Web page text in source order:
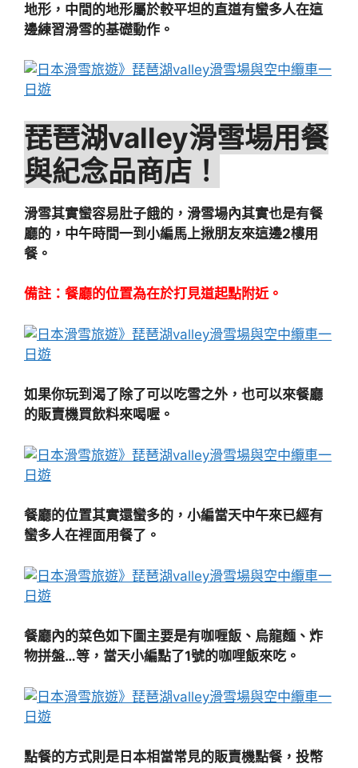
地形，中間的地形屬於較平坦的直道有蠻多人在這
邊練習滑雪的基礎動作。
琵琶湖valley滑雪場用餐
與紀念品商店！
滑雪其實蠻容易肚子餓的，滑雪場內其實也是有餐
廳的，中午時間一到小編馬上揪朋友來這邊2樓用
餐。
備註：餐廳的位置為在於打見道起點附近。
如果你玩到渴了除了可以吃雪之外，也可以來餐廳
的販賣機買飲料來喝喔。
餐廳的位置其實還蠻多的，小編當天中午來已經有
蠻多人在裡面用餐了。
餐廳內的菜色如下圖主要是有咖喱飯、烏龍麵、炸
物拼盤…等，當天小編點了1號的咖哩飯來吃。
點餐的方式則是日本相當常見的販賣機點餐，投幣